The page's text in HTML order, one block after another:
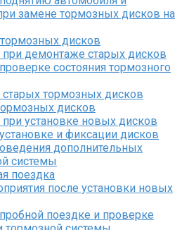
замене тормозных дисков на
дисков
демонтаже старых дисков
состояния тормозного
тормозных дисков
дисков
установке новых дисков
и фиксации дисков
дополнительных
системы
поездка
после установки новых
поездке и проверке